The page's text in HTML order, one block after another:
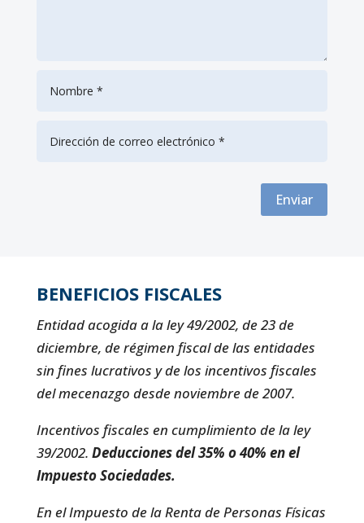
Enviar
BENEFICIOS FISCALES
Entidad acogida a la ley 49/2002, de 23 de
diciembre, de régimen fiscal de las entidades
sin fines lucrativos y de los incentivos fiscales
del mecenazgo desde noviembre de 2007.
Incentivos fiscales en cumplimiento de la ley
39/2002. Deducciones del 35% o 40% en el
Impuesto Sociedades.
En el Impuesto de la Renta de Personas Físicas